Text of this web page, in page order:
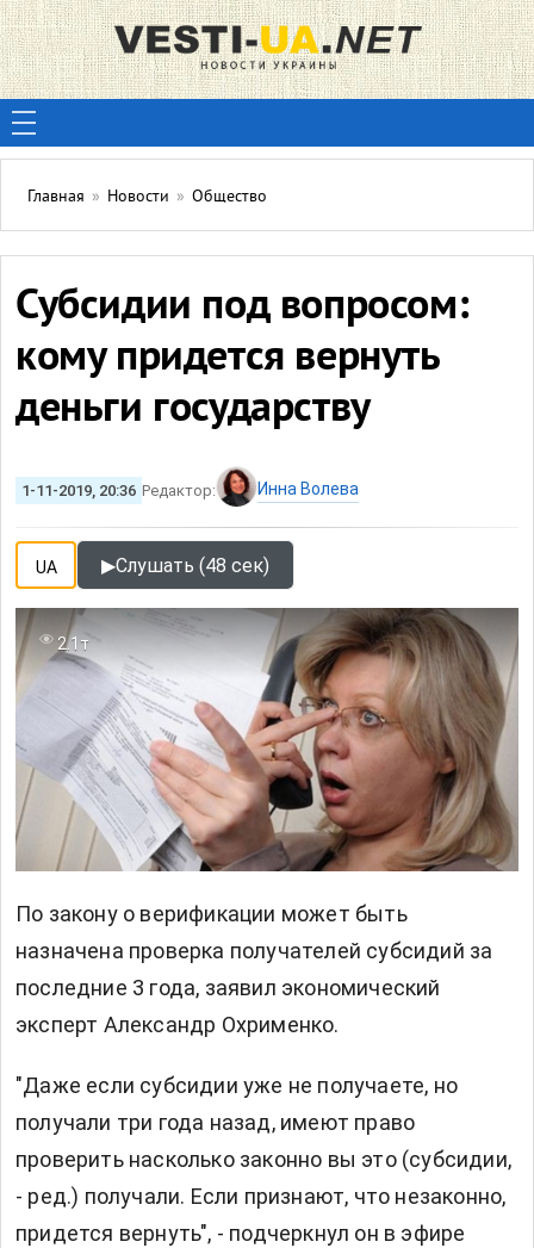
Главная » Новости » Общество
Субсидии под вопросом:
кому придется вернуть
деньги государству
1-11-2019, 20:36 Редактор: Инна Волева
UA ▶Слушать (48 сек)
2.1т
По закону о верификации может быть
назначена проверка получателей субсидий за
последние 3 года, заявил экономический
эксперт Александр Охрименко.
"Даже если субсидии уже не получаете, но
получали три года назад, имеют право
проверить насколько законно вы это (субсидии,
- ред.) получали. Если признают, что незаконно,
придется вернуть", - подчеркнул он в эфире